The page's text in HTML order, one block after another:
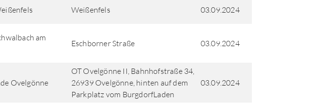
Weißenfels 03.09.2024
am
Eschborner Straße 03.09.2024
Ovelgönne
OT Ovelgönne II, Bahnhofstraße 34,
26939 Ovelgönne, hinten auf dem
Parkplatz vom BurgdorfLaden
03.09.2024